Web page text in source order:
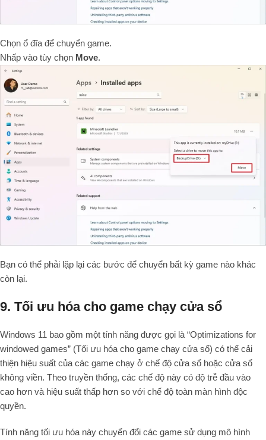
Chọn ổ đĩa để chuyển game.
Nhấp vào tùy chọn Move.
Bạn có thể phải lặp lại các bước để chuyển bất kỳ game nào khác
còn lại.
9. Tối ưu hóa cho game chạy cửa sổ
Windows 11 bao gồm một tính năng được gọi là “Optimizations for
windowed games” (Tối ưu hóa cho game chạy cửa sổ) có thể cải
thiện hiệu suất của các game chạy ở chế độ cửa sổ hoặc cửa sổ
không viền. Theo truyền thống, các chế độ này có độ trễ đầu vào
cao hơn và hiệu suất thấp hơn so với chế độ toàn màn hình độc
quyền.
Tính năng tối ưu hóa này chuyển đổi các game sử dụng mô hình